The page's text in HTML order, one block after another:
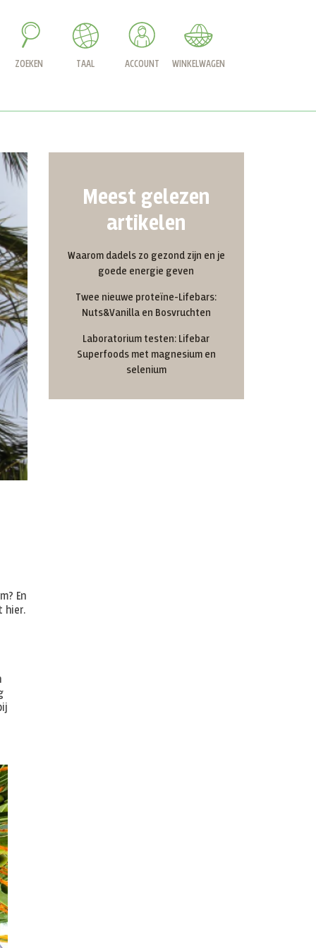
ZOEKEN TAAL ACCOUNT WINKELWAGEN
En
hier.
Meest gelezen
artikelen
Waarom dadels zo gezond zijn en je
goede energie geven
Twee nieuwe proteïne-Lifebars:
Nuts&Vanilla en Bosvruchten
Laboratorium testen: Lifebar
Superfoods met magnesium en
selenium